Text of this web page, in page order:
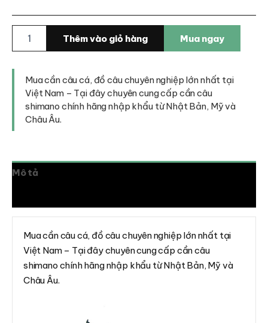
câu
cá,
câu
Thêm vào giỏ hàng Mua ngay
Mua cần câu cá, đồ câu chuyên nghiệp lớn nhất tại
Việt Nam – Tại đây chuyên cung cấp cần câu
shimano chính hãng nhập khẩu từ Nhật Bản, Mỹ và
Châu Âu.
Mô tả
Mua cần câu cá, đồ câu chuyên nghiệp lớn nhất tại
Việt Nam – Tại đây chuyên cung cấp cần câu
shimano chính hãng nhập khẩu từ Nhật Bản, Mỹ và
Châu Âu.